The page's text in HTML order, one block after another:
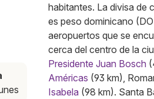
habitantes. La divisa de
es peso dominicano
aeropuertos que se
cerca del centro de la
Presidente Juan Bosch
Américas (93 km),
Isabela (98 km). Santa